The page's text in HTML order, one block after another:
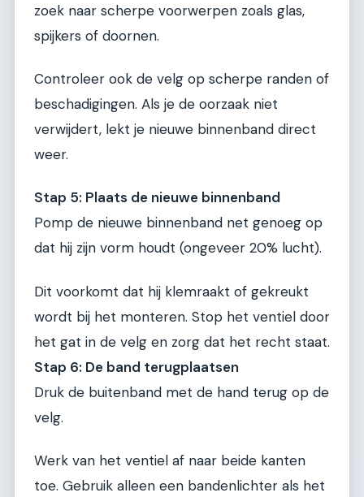
zoek naar scherpe voorwerpen zoals glas,
spijkers of doornen.
Controleer ook de velg op scherpe randen of
beschadigingen. Als je de oorzaak niet
verwijdert, lekt je nieuwe binnenband direct
weer.
Stap 5: Plaats de nieuwe binnenband
Pomp de nieuwe binnenband net genoeg op
dat hij zijn vorm houdt (ongeveer 20% lucht).
Dit voorkomt dat hij klemraakt of gekreukt
wordt bij het monteren. Stop het ventiel door
het gat in de velg en zorg dat het recht staat.
Stap 6: De band terugplaatsen
Druk de buitenband met de hand terug op de
velg.
Werk van het ventiel af naar beide kanten
toe. Gebruik alleen een bandenlichter als het